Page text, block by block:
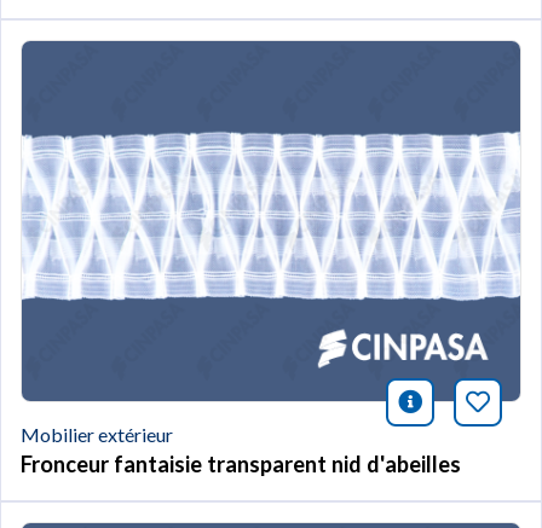
icono
Mobilier extérieur
Fronceur fantaisie transparent nid d'abeilles